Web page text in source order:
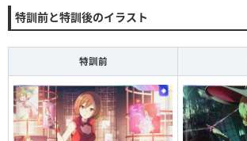
特訓前と特訓後のイラスト
特訓前